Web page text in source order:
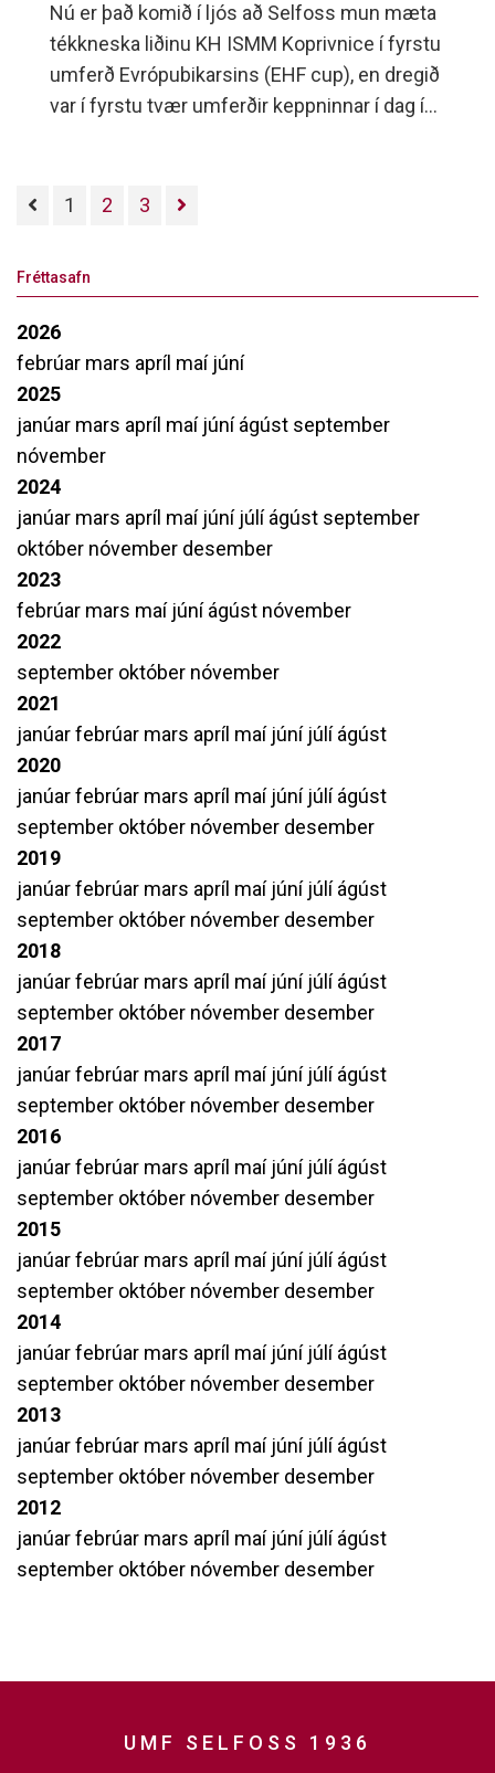
Nú er það komið í ljós að Selfoss mun mæta
tékkneska liðinu KH ISMM Koprivnice í fyrstu
umferð Evrópubikarsins (EHF cup), en dregið
var í fyrstu tvær umferðir keppninnar í dag í
1 2 3
Fréttasafn
2026
febrúar mars apríl maí júní
2025
janúar mars apríl maí júníágúst september
nóvember
2024
janúar mars apríl maí júní júlíágúst september
október nóvember desember
2023
febrúar mars maí júníágúst nóvember
2022
september október nóvember
2021
janúarfebrúar mars apríl maí júní júlíágúst
2020
janúarfebrúar mars apríl maí júní júlíágúst
september október nóvember desember
2019
janúarfebrúar mars apríl maí júní júlíágúst
september október nóvember desember
2018
janúarfebrúar mars apríl maí júní júlíágúst
september október nóvember desember
2017
janúarfebrúar mars apríl maí júní júlíágúst
september október nóvember desember
2016
janúarfebrúar mars apríl maí júní júlíágúst
september október nóvember desember
2015
janúarfebrúar mars apríl maí júní júlíágúst
september október nóvember desember
2014
janúarfebrúar mars apríl maí júní júlíágúst
september október nóvember desember
2013
janúarfebrúar mars apríl maí júní júlíágúst
september október nóvember desember
2012
janúarfebrúar mars apríl maí júní júlíágúst
september október nóvember desember
UMF SELFOSS 1936